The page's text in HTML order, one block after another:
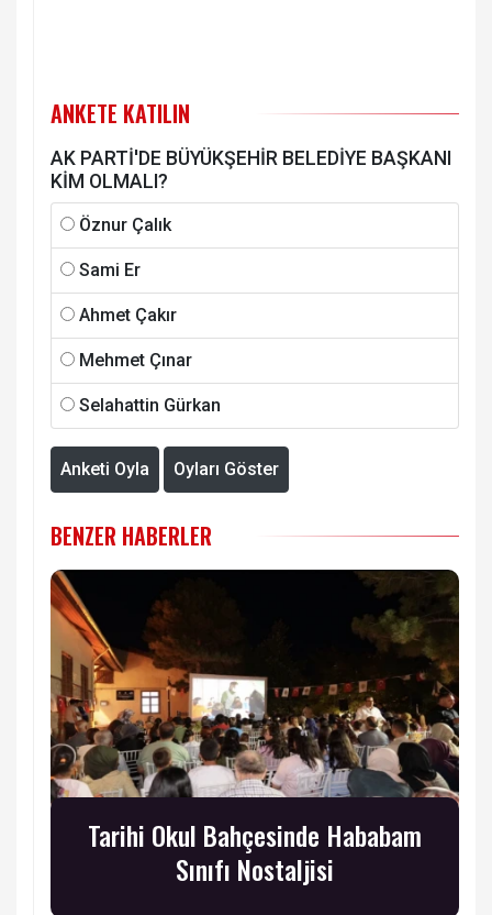
ANKETE KATILIN
AK PARTİ'DE BÜYÜKŞEHİR BELEDİYE BAŞKANI
KİM OLMALI?
Öznur Çalık
Sami Er
Ahmet Çakır
Mehmet Çınar
Selahattin Gürkan
Anketi Oyla Oyları Göster
BENZER HABERLER
Tarihi Okul Bahçesinde Hababam
Sınıfı Nostaljisi